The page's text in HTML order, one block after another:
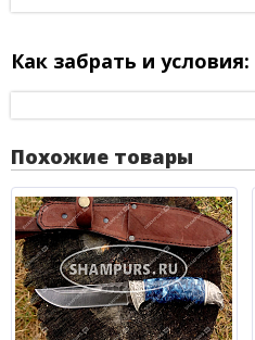
Как забрать и условия:
Похожие товары